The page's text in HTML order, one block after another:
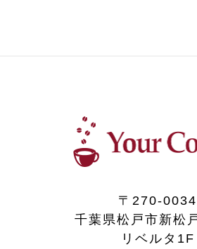
〒270-0034
千葉県松戸市新松
リベルタ1F